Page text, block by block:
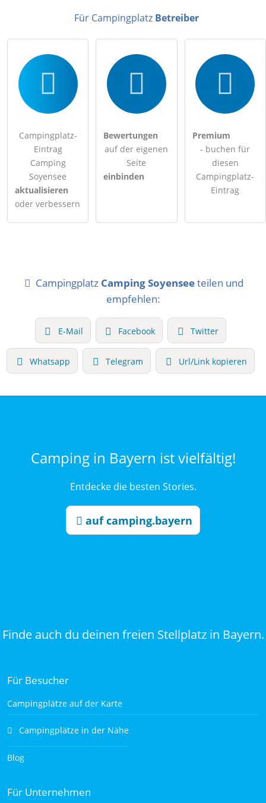
Für Campingplatz Betreiber
Campingplatz-
Eintrag
Camping
Soyensee
aktualisieren
oder verbessern
Bewertungen
auf der eigenen
Seite
einbinden
Premium
- buchen für
diesen
Campingplatz-
Eintrag
Campingplatz Camping Soyenseeteilen und
empfehlen:
E-Mail Facebook Twitter
Whatsapp Telegram Url/Link kopieren
Camping in Bayern ist vielfältig!
Entdecke die besten Stories.
auf camping.bayern
Finde auch du deinen freien Stellplatz in Bayern.
Für Besucher
Campingplätze auf der Karte
Campingplätze in der Nähe
Blog
Für Unternehmen